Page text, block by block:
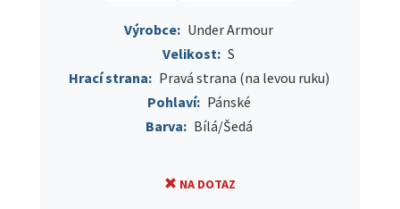
Výrobce: Under Armour
Velikost: S
Hrací strana: Pravá strana (na levou ruku)
Pohlaví: Pánské
Barva: Bílá/Šedá
NA DOTAZ